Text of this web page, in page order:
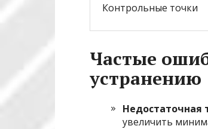
Контрольные точки
Частые
устранению
Недостаточная
увеличить